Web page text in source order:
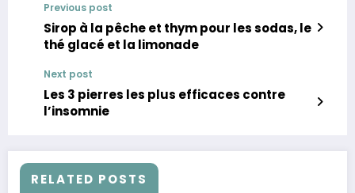
Previous post
Sirop à la pêche et thym pour les sodas, le
thé glacé et la limonade
Next post
Les 3 pierres les plus efficaces contre
l’insomnie
RELATED POSTS